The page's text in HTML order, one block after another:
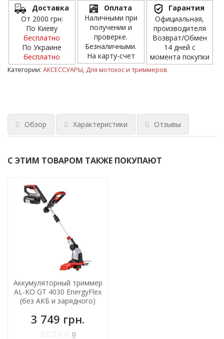
Доставка
От 2000 грн:
По Киеву
бесплатно
По Украине
бесплатно
Оплата
Наличными при
получении и
проверке.
Безналичными.
На карту-счет
Гарантия
Официальная,
производителя
Возврат/Обмен
14 дней с
момента покупки
Категории: АКСЕССУАРЫ, Для мотокос и триммеров
Обзор Характеристики Отзывы
С ЭТИМ ТОВАРОМ ТАКЖЕ ПОКУПАЮТ
Аккумуляторный триммер
AL-KO GT 4030 EnergyFlex
(без АКБ и зарядного)
3 749 грн.
0